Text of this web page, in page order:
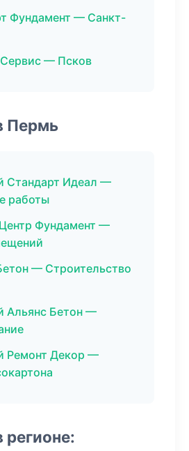
Фундамент — Санкт-
— Псков
Пермь
Стандарт Идеал —
работы
Фундамент —
— Строительство
Альянс Бетон —
Ремонт Декор —
регионе: